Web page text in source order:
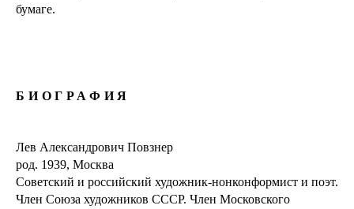
бумаге.
БИОГРАФИЯ
Лев Александрович Повзнер
род. 1939, Москва
Советский и российский художник-нонконформист и поэт.
Член Союза художников СССР. Член Московского